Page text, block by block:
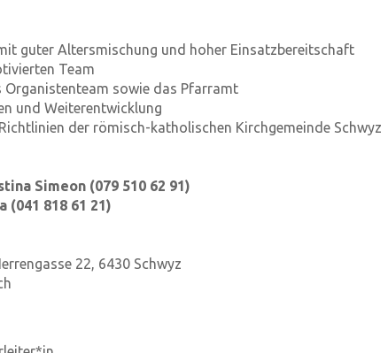
guter Altersmischung und hoher Einsatzbereitschaft
Team
Organistenteam sowie das Pfarramt
und Weiterentwicklung
der römisch-katholischen Kirchgemeinde Schwyz
Simeon (079 510 62 91)
818 61 21)
22, 6430 Schwyz